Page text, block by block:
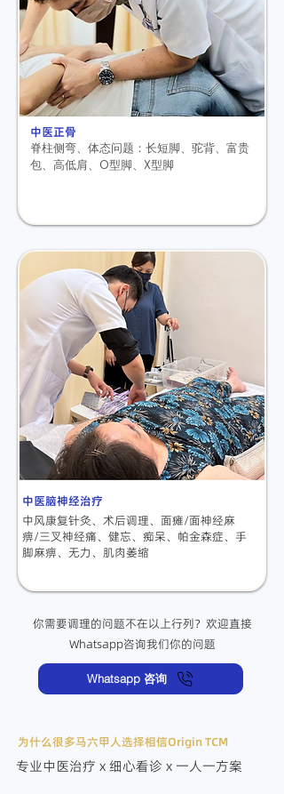
中医正骨
脊柱侧弯、 体态问题：长短脚、驼背、富贵
包、高低肩、 O型脚、X型脚
中医脑神经治疗
中风康复针灸、 术后调理、 面瘫/面神经麻
痹/三叉神经痛、 健忘、痴呆、帕金森症、 手
脚麻痹、无力、肌肉萎缩
你需要调理的问题不在以上行列？欢迎直接
Whatsapp咨询我们你的问题
Whatsapp 咨询
为什么很多马六甲人选择相信Origin TCM
专业中医治疗 x 细心看诊 x 一人一方案